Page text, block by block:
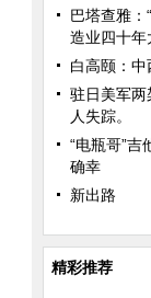
巴塔查雅：
造业四十年
白高颐：
驻日美军
人失踪。
“电瓶哥”
确幸
新出路
精彩推荐